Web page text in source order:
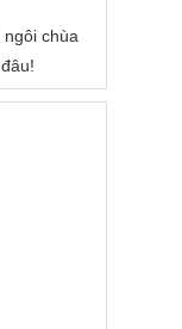
chùa